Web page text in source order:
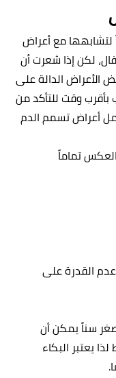
مع أعراض
لكن إذا شعرت أن
الدالة على
وقت للتأكد من
أعراض تسمم الدم
تماماً
القدرة على
سناً يمكن أن
يعتبر البكاء